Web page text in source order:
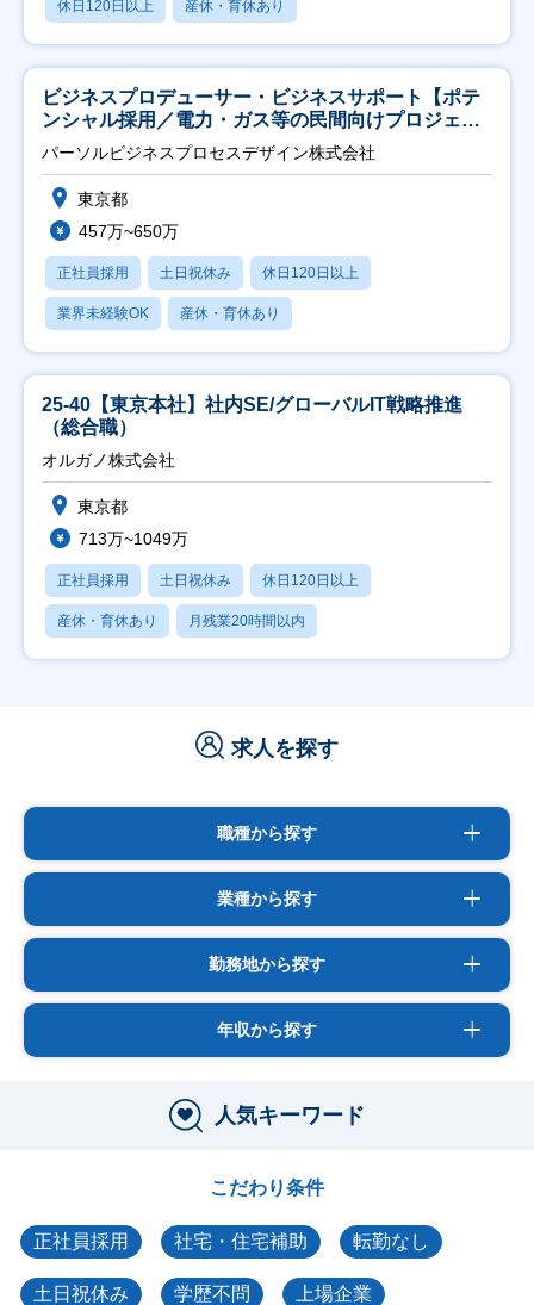
休日120日以上 産休・育休あり
ビジネスプロデューサー・ビジネスサポート【ポテ
ンシャル採用／電力・ガス等の民間向けプロジェク
ト推進】
パーソルビジネスプロセスデザイン株式会社
東京都
457万~650万
正社員採用 土日祝休み 休日120日以上
業界未経験OK 産休・育休あり
25-40【東京本社】社内SE/グローバルIT戦略推進
（総合職）
オルガノ株式会社
東京都
713万~1049万
正社員採用 土日祝休み 休日120日以上
産休・育休あり 月残業20時間以内
求人を探す
職種から探す
業種から探す
勤務地から探す
年収から探す
人気キーワード
こだわり条件
正社員採用 社宅・住宅補助 転勤なし
土日祝休み 学歴不問 上場企業